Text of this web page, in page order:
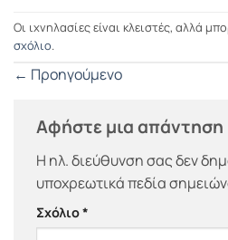
Οι ιχνηλασίες είναι κλειστές, αλλά
σχόλιο.
← Προηγούμενο
Αφήστε μια απάντηση
Η ηλ. διεύθυνση σας δεν
υποχρεωτικά πεδία
Σχόλιο*